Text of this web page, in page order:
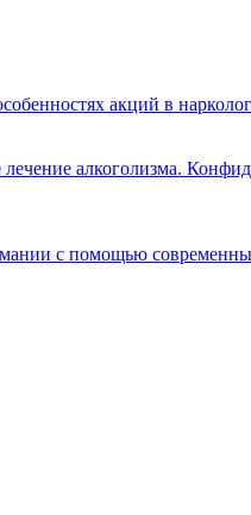
акций в
алкоголизма.
с помощью